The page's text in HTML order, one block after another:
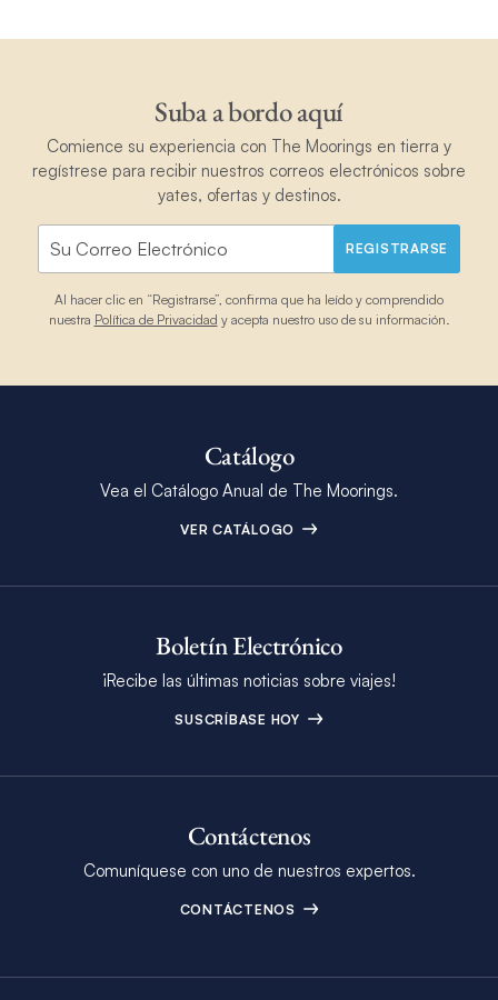
Suba a bordo aquí
Comience su experiencia con The Moorings en tierra y
regístrese para recibir nuestros correos electrónicos sobre
yates, ofertas y destinos.
REGISTRARSE
Al hacer clic en “Registrarse”, confirma que ha leído y comprendido
nuestra Política de Privacidad y acepta nuestro uso de su información.
Catálogo
Vea el Catálogo Anual de The Moorings.
VER CATÁLOGO
Boletín Electrónico
¡Recibe las últimas noticias sobre viajes!
SUSCRÍBASE HOY
Contáctenos
Comuníquese con uno de nuestros expertos.
CONTÁCTENOS